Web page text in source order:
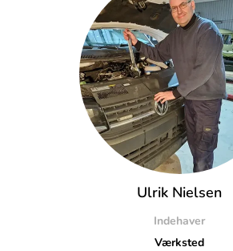
Ulrik Nielsen
Indehaver
Værksted